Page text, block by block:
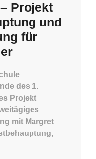
Projekt
und
für
des 1.
Projekt
mit Margret